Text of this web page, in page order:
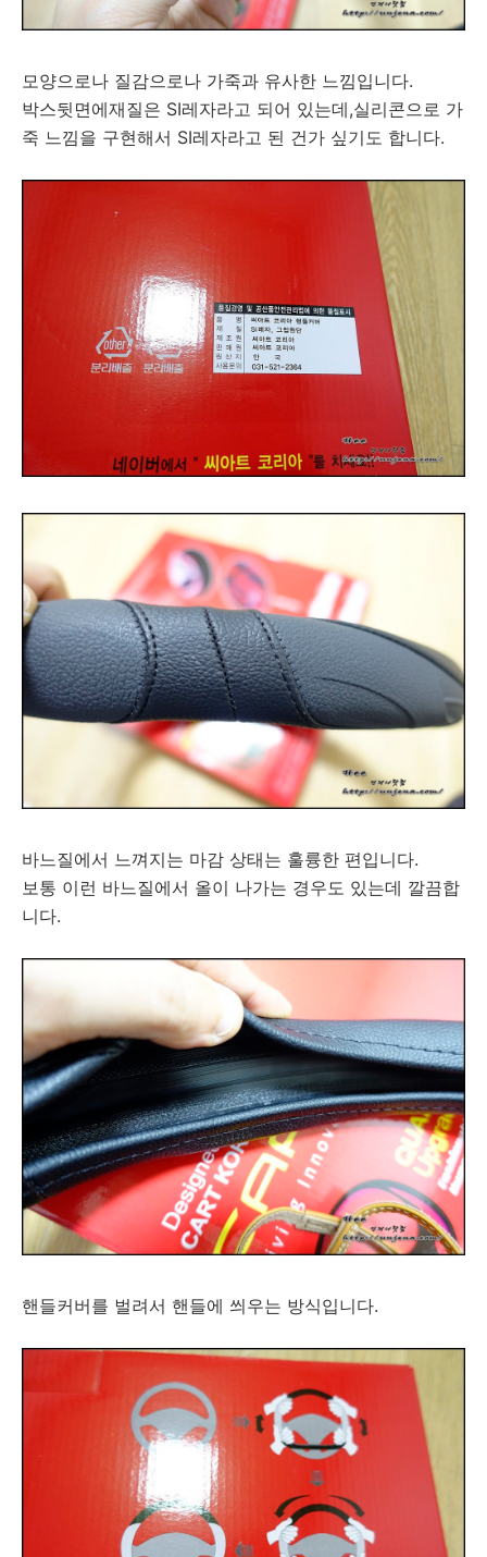
모양으로나 질감으로나 가죽과 유사한 느낌입니다.
박스뒷면에재질은 SI레자라고 되어 있는데,실리콘으로 가
죽 느낌을 구현해서 SI레자라고 된 건가 싶기도 합니다.
바느질에서 느껴지는 마감 상태는 훌륭한 편입니다.
보통 이런 바느질에서 올이 나가는 경우도 있는데 깔끔합
니다.
핸들커버를 벌려서 핸들에 씌우는 방식입니다.